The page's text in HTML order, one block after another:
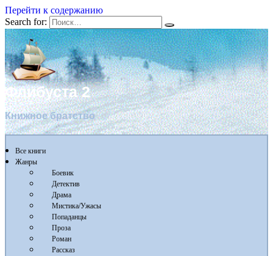
Перейти к содержанию
Search for:
Флибуста 2
Книжное братство
Все книги
Жанры
Боевик
Детектив
Драма
Мистика/Ужасы
Попаданцы
Проза
Роман
Рассказ